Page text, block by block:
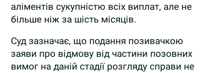
аліментів сукупністю всіх виплат, але не
більше ніж за шість місяців.
Суд зазначає, що подання позивачкою
заяви про відмову від частини позовних
вимог на даній стадії розгляду справи не